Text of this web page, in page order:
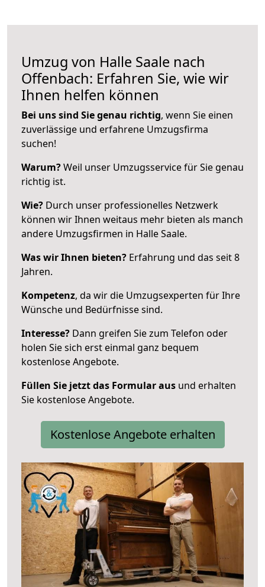
Umzug von Halle Saale nach
Offenbach: Erfahren Sie, wie wir
Ihnen helfen können
Bei uns sind Sie genau richtig, wenn Sie einen
zuverlässige und erfahrene Umzugsfirma
suchen!
Warum?Weil unser Umzugsservice für Sie genau
richtig ist.
Wie? Durch unser professionelles Netzwerk
können wir Ihnen weitaus mehr bieten als manch
andere Umzugsfirmen in Halle Saale.
Was wir Ihnen bieten? Erfahrung und das seit 8
Jahren.
Kompetenz, da wir die Umzugsexperten für Ihre
Wünsche und Bedürfnisse sind.
Interesse? Dann greifen Sie zum Telefon oder
holen Sie sich erst einmal ganz bequem
kostenlose Angebote.
Füllen Sie jetzt das Formular aus und erhalten
Sie kostenlose Angebote.
Kostenlose Angebote erhalten